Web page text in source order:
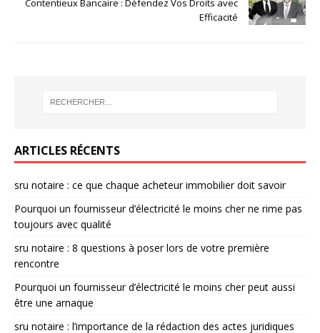
Contentieux Bancaire : Défendez Vos Droits avec
Efficacité
ARTICLES RÉCENTS
sru notaire : ce que chaque acheteur immobilier doit savoir
Pourquoi un fournisseur d’électricité le moins cher ne rime pas
toujours avec qualité
sru notaire : 8 questions à poser lors de votre première
rencontre
Pourquoi un fournisseur d’électricité le moins cher peut aussi
être une arnaque
sru notaire : l’importance de la rédaction des actes juridiques